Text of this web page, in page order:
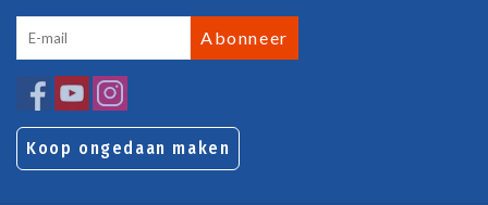
Abonneer
Koop ongedaan maken